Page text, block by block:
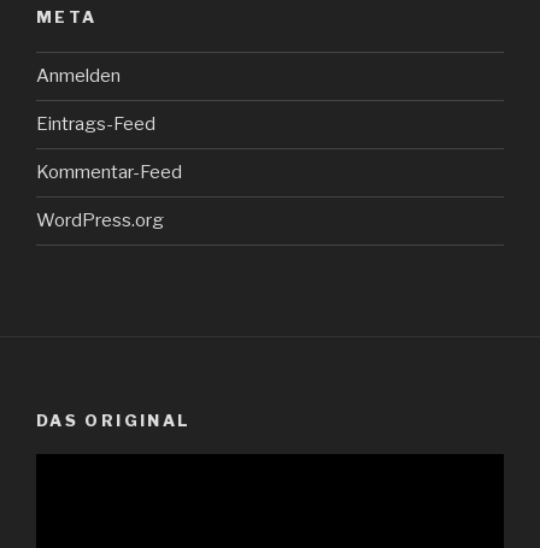
META
Anmelden
Eintrags-Feed
Kommentar-Feed
WordPress.org
DAS ORIGINAL